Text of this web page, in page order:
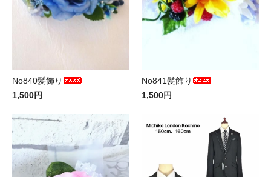
No840髪飾り
1,500円
No841髪飾り
1,500円